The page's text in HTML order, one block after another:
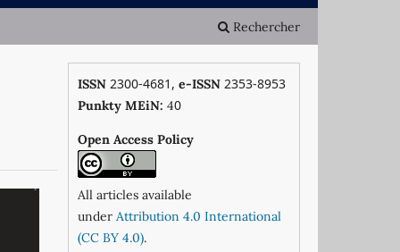
Rechercher
ISSN 2300-4681, e-ISSN 2353-8953
Punkty MEiN: 40
Open Access Policy
All articles available
under Attribution 4.0 International
(CC BY 4.0).